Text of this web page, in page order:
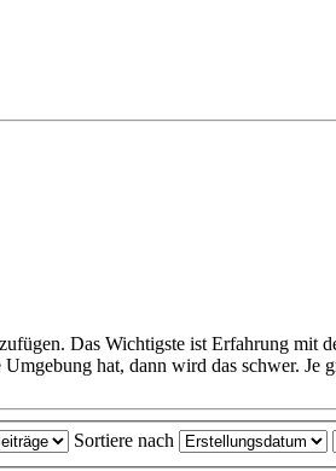
Das Wichtigste ist Erfahrung
hat, dann wird das schwer.
Sortiere nach